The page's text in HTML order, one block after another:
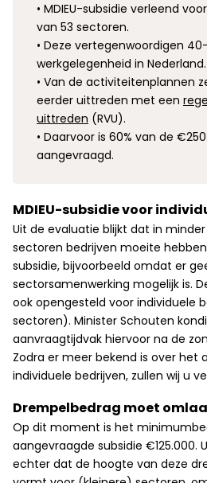
• MDIEU-subsidie verleend
van 53 sectoren.
• Deze vertegenwoordigen
werkgelegenheid in Nederland.
• Van de activiteitenplannen
eerder uittreden met een
uittreden (RVU).
• Daarvoor is 60% van de
aangevraagd.
MDIEU-subsidie voor
Uit de evaluatie blijkt dat in
sectoren bedrijven moeite
subsidie, bijvoorbeeld omdat er
sectorsamenwerking mogelijk is.
ook opengesteld voor individuele
sectoren). Minister Schouten
aanvraagtijdvak hiervoor na de
Zodra er meer bekend is over het
individuele bedrijven, zullen wij u
Drempelbedrag moet
Op dit moment is het
aangevraagde subsidie €125.000.
echter dat de hoogte van deze